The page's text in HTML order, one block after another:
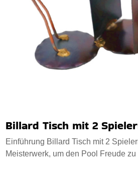
Billard Tisch mit 2
Einführung Billard Tisch mit 2
Meisterwerk, um den Pool Freude zu